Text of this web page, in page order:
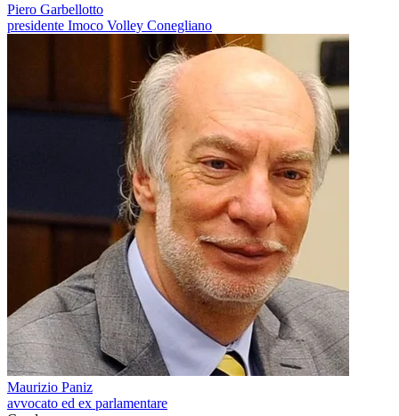
Piero Garbellotto
presidente Imoco Volley Conegliano
Maurizio Paniz
avvocato ed ex parlamentare